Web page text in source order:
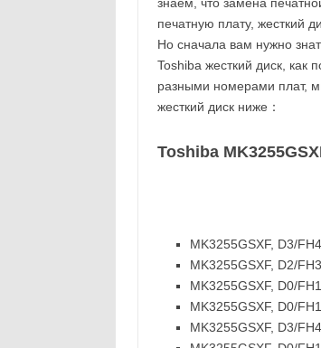
печатную плату, жесткий
Но сначала вам нужно
Toshiba жесткий диск, как
разными номерами плат,
жесткий диск ниже：
Toshiba
MK3255GSXF, D3/
MK3255GSXF, D2/
MK3255GSXF, D0/
MK3255GSXF, D0/
MK3255GSXF, D3/